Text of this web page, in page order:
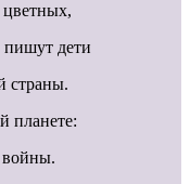
пишут дети
страны.
планете:
войны.